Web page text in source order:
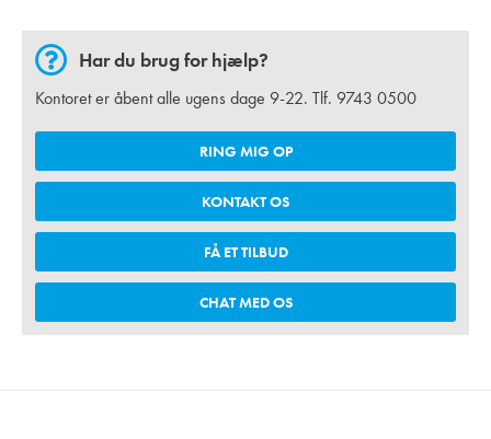
Har du brug for hjælp?
Kontoret er åbent alle ugens dage 9-22. Tlf. 9743 0500
RING MIG OP
KONTAKT OS
FÅ ET TILBUD
CHAT MED OS